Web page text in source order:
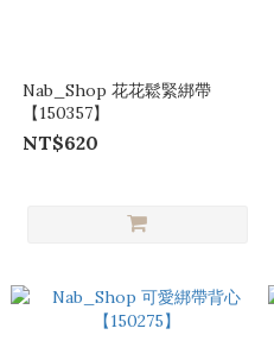
Nab_Shop 花花鬆緊綁帶
【150357】
NT$620